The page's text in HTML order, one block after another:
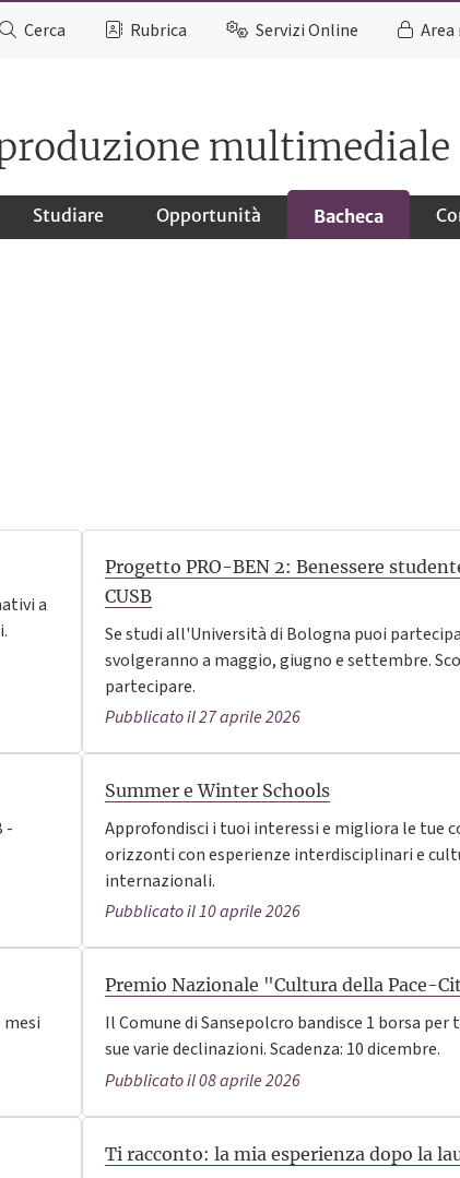
Cerca Rubrica Servizi Online
multimediale
Studiare Opportunità Bacheca
a
Progetto PRO-BEN 2: Benessere
CUSB
Se studi all'Università di Bologna puoi
svolgeranno a maggio, giugno e settembre.
partecipare.
Pubblicato il 27 aprile 2026
-
Summer e Winter Schools
Approfondisci i tuoi interessi e migliora le tue
orizzonti con esperienze interdisciplinari e
internazionali.
Pubblicato il 10 aprile 2026
Premio Nazionale "Cultura della Pace-
Il Comune di Sansepolcro bandisce 1 borsa
sue varie declinazioni. Scadenza: 10 dicembre.
Pubblicato il 08 aprile 2026
Ti racconto: la mia esperienza dopo la